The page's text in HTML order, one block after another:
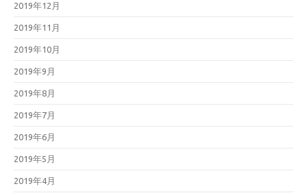
2019年12月
2019年11月
2019年10月
2019年9月
2019年8月
2019年7月
2019年6月
2019年5月
2019年4月